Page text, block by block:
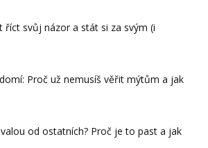
říct svůj názor a stát si za svým (i
Proč už nemusíš věřit mýtům a jak
od ostatních? Proč je to past a jak